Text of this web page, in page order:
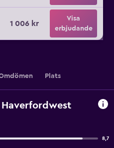
1 006 kr
Visa
erbjudande
Plats
Haverfordwest
8,7